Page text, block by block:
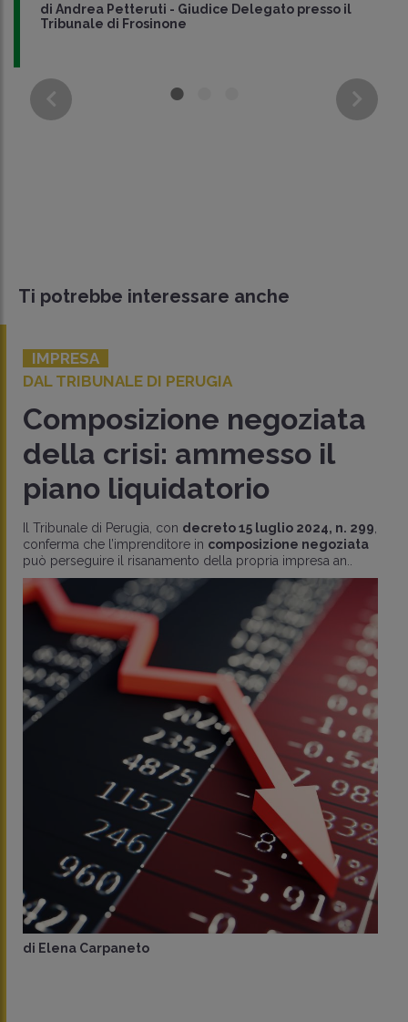
di Andrea Petteruti - Giudice Delegato presso il
Tribunale di Frosinone
Ti potrebbe interessare anche
IMPRESA
DAL TRIBUNALE DI PERUGIA
Composizione negoziata
della crisi: ammesso il
piano liquidatorio
Il Tribunale di Perugia, con decreto 15 luglio 2024, n. 299
conferma che l’imprenditore in composizione negoziata
può perseguire il risanamento della propria impresa an..
di Elena Carpaneto